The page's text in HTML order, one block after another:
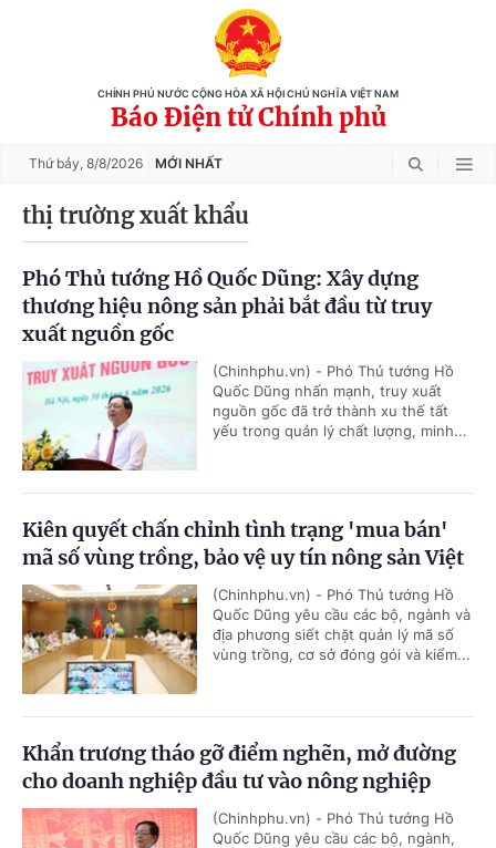
CHÍNH PHỦ NƯỚC CỘNG HÒA XÃ HỘI CHỦ NGHĨA VIỆT NAM
Báo Điện tử Chính phủ
Thứ bảy, 8/8/2026 MỚI NHẤT
thị trường xuất khẩu
Phó Thủ tướng Hồ Quốc Dũng: Xây dựng
thương hiệu nông sản phải bắt đầu từ truy
xuất nguồn gốc
(Chinhphu.vn) - Phó Thủ tướng Hồ
Quốc Dũng nhấn mạnh, truy xuất
nguồn gốc đã trở thành xu thế tất
yếu trong quản lý chất lượng, minh...
Kiên quyết chấn chỉnh tình trạng 'mua bán'
mã số vùng trồng, bảo vệ uy tín nông sản Việt
(Chinhphu.vn) - Phó Thủ tướng Hồ
Quốc Dũng yêu cầu các bộ, ngành và
địa phương siết chặt quản lý mã số
vùng trồng, cơ sở đóng gói và kiểm...
Khẩn trương tháo gỡ điểm nghẽn, mở đường
cho doanh nghiệp đầu tư vào nông nghiệp
(Chinhphu.vn) - Phó Thủ tướng Hồ
Quốc Dũng yêu cầu các bộ, ngành,